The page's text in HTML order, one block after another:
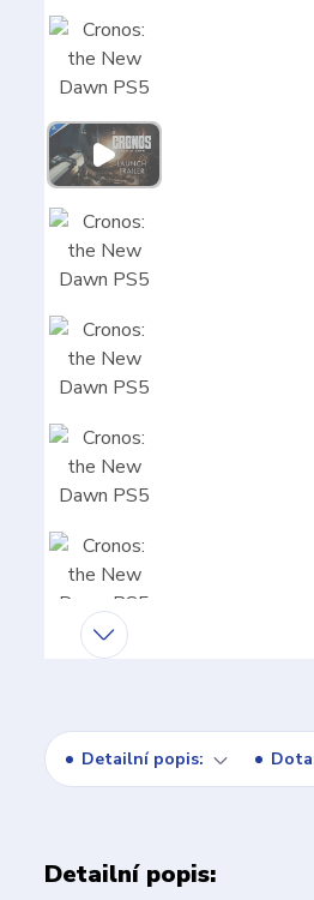
Detailní popis:
Detailní popis: